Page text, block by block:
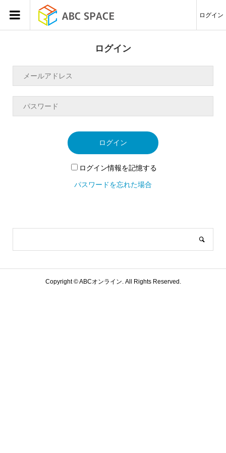
ログイン
ログイン
ログイン
ログイン情報を記憶する
パスワードを忘れた場合
Copyright ©ABCオンライン. All Rights Reserved.